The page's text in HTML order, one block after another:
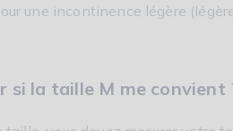
une incontinence légère
si la taille M me convient